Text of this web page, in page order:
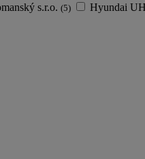
s.r.o. (5) Hyundai